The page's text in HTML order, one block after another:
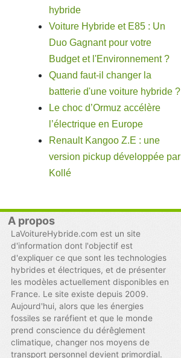
hybride
Voiture Hybride et E85 : Un
Duo Gagnant pour votre
Budget et l'Environnement ?
Quand faut-il changer la
batterie d'une voiture hybride ?
Le choc d’Ormuz accélère
l’électrique en Europe
Renault Kangoo Z.E : une
version pickup développée par
Kollé
A propos
LaVoitureHybride.com est un site
d'information dont l'objectif est
d'expliquer ce que sont les technologies
hybrides et électriques, et de présenter
les modèles actuellement disponibles en
France. Le site existe depuis 2009.
Aujourd'hui, alors que les énergies
fossiles se raréfient et que le monde
prend conscience du dérêglement
climatique, changer nos moyens de
transport personnel devient primordial.